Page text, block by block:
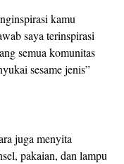
kamu
saya terinspirasi
semua komunitas
sesame jenis”
juga menyita
pakaian, dan lampu